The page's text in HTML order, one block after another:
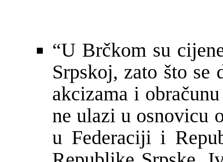
“U Brčkom su
Srpskoj, zato što se
akcizama i obrač
ne ulazi u osnovicu
u Federaciji i